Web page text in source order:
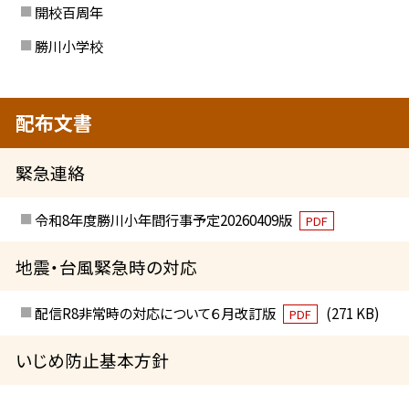
開校百周年
勝川小学校
配布文書
緊急連絡
令和8年度勝川小年間行事予定20260409版 PDF
地震・台風緊急時の対応
配信R8非常時の対応について６月改訂版 PDF (271 KB)
いじめ防止基本方針